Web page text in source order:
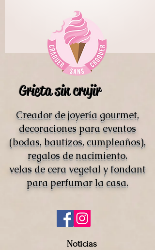
Grieta sin crujir
Creador de joyería gourmet,
decoraciones para eventos
(bodas, bautizos, cumpleaños),
regalos de nacimiento.
velas de cera vegetal y fondant
para perfumar la casa.
Noticias